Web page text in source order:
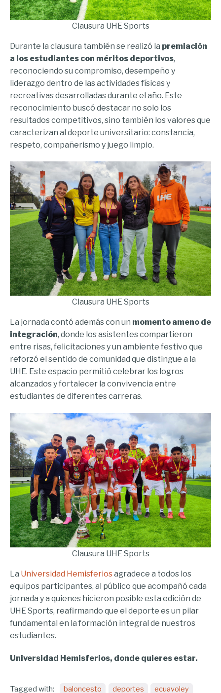
Clausura UHE Sports
Durante la clausura también se realizó la premiación
a los estudiantes con méritos deportivos,
reconociendo su compromiso, desempeño y
liderazgo dentro de las actividades físicas y
recreativas desarrolladas durante el año. Este
reconocimiento buscó destacar no solo los
resultados competitivos, sino también los valores que
caracterizan al deporte universitario: constancia,
respeto, compañerismo y juego limpio.
Clausura UHE Sports
La jornada contó además con un momento ameno de
integración, donde los asistentes compartieron
entre risas, felicitaciones y un ambiente festivo que
reforzó el sentido de comunidad que distingue a la
UHE. Este espacio permitió celebrar los logros
alcanzados y fortalecer la convivencia entre
estudiantes de diferentes carreras.
Clausura UHE Sports
La Universidad Hemisferiosagradece a todos los
equipos participantes, al público que acompañó cada
jornada y a quienes hicieron posible esta edición de
UHE Sports, reafirmando que el deporte es un pilar
fundamental en la formación integral de nuestros
estudiantes.
Universidad Hemisferios, donde quieres estar.
Tagged with: baloncesto deportes ecuavoley